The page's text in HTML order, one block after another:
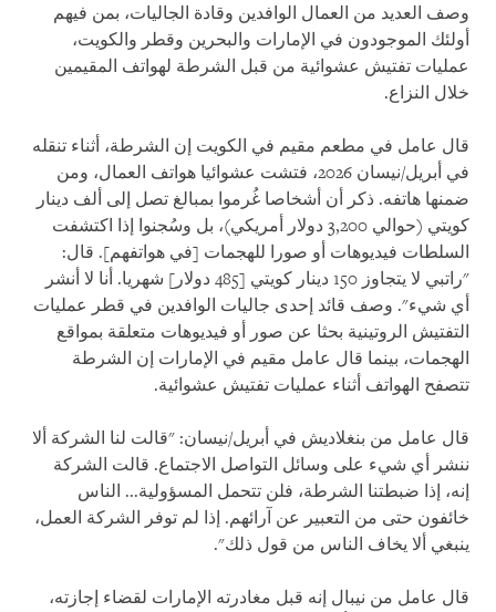
وصف العديد من العمال الوافدين وقادة الجاليات، بمن فيهم
أولئك الموجودون في الإمارات والبحرين وقطر والكويت،
عمليات تفتيش عشوائية من قبل الشرطة لهواتف المقيمين
خلال النزاع.
قال عامل في مطعم مقيم في الكويت إن الشرطة، أثناء تنقله
في أبريل/نيسان 2026، فتشت عشوائيا هواتف العمال، ومن
ضمنها هاتفه. ذكر أن أشخاصا غُرموا بمبالغ تصل إلى ألف دينار
كويتي (حوالي 3,200 دولار أمريكي)، بل وسُجنوا إذا اكتشفت
السلطات فيديوهات أو صورا للهجمات [في هواتفهم]. قال:
"راتبي لا يتجاوز 150 دينار كويتي [485 دولار] شهريا. أنا لا أنشر
أي شيء". وصف قائد إحدى جاليات الوافدين في قطر عمليات
التفتيش الروتينية بحثا عن صور أو فيديوهات متعلقة بمواقع
الهجمات، بينما قال عامل مقيم في الإمارات إن الشرطة
تتصفح الهواتف أثناء عمليات تفتيش عشوائية.
قال عامل من بنغلاديش في أبريل/نيسان: "قالت لنا الشركة ألا
ننشر أي شيء على وسائل التواصل الاجتماع. قالت الشركة
إنه، إذا ضبطتنا الشرطة، فلن تتحمل المسؤولية... الناس
خائفون حتى من التعبير عن آرائهم. إذا لم توفر الشركة العمل،
ينبغي ألا يخاف الناس من قول ذلك".
قال عامل من نيبال إنه قبل مغادرته الإمارات لقضاء إجازته،